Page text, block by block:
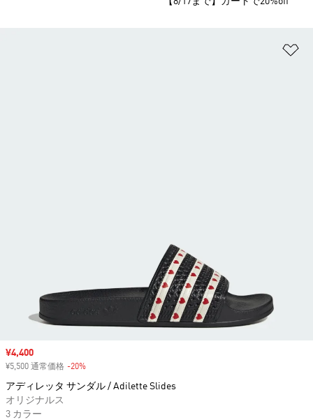
セール価格
¥4,400
¥5,500 通常価格 -20%
アディレッタ サンダル / Adilette Slides
オリジナルス
3 カラー